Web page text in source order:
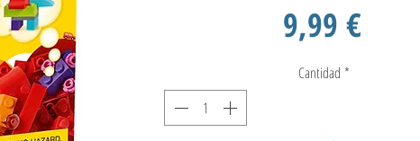
9,99 €Precio
Cantidad *